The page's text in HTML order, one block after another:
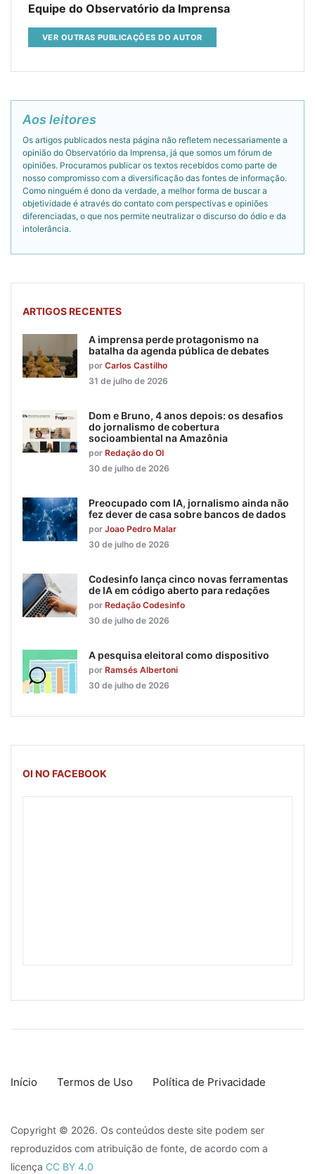
Equipe do Observatório da Imprensa
VER OUTRAS PUBLICAÇÕES DO AUTOR
Aos leitores
Os artigos publicados nesta página não refletem necessariamente a
opinião do Observatório da Imprensa, já que somos um fórum de
opiniões. Procuramos publicar os textos recebidos como parte de
nosso compromisso com a diversificação das fontes de informação.
Como ninguém é dono da verdade, a melhor forma de buscar a
objetividade é através do contato com perspectivas e opiniões
diferenciadas, o que nos permite neutralizar o discurso do ódio e da
intolerância.
ARTIGOS RECENTES
A imprensa perde protagonismo na
batalha da agenda pública de debates
por Carlos Castilho
31 de julho de 2026
Dom e Bruno, 4 anos depois: os desafios
do jornalismo de cobertura
socioambiental na Amazônia
por Redação do OI
30 de julho de 2026
Preocupado com IA, jornalismo ainda não
fez dever de casa sobre bancos de dados
por Joao Pedro Malar
30 de julho de 2026
Codesinfo lança cinco novas ferramentas
de IA em código aberto para redações
por Redação Codesinfo
30 de julho de 2026
A pesquisa eleitoral como dispositivo
por Ramsés Albertoni
30 de julho de 2026
OI NO FACEBOOK
Início Termos de Uso Política de Privacidade
Copyright © 2026. Os conteúdos deste site podem ser
reproduzidos com atribuição de fonte, de acordo com a
licença CC BY 4.0